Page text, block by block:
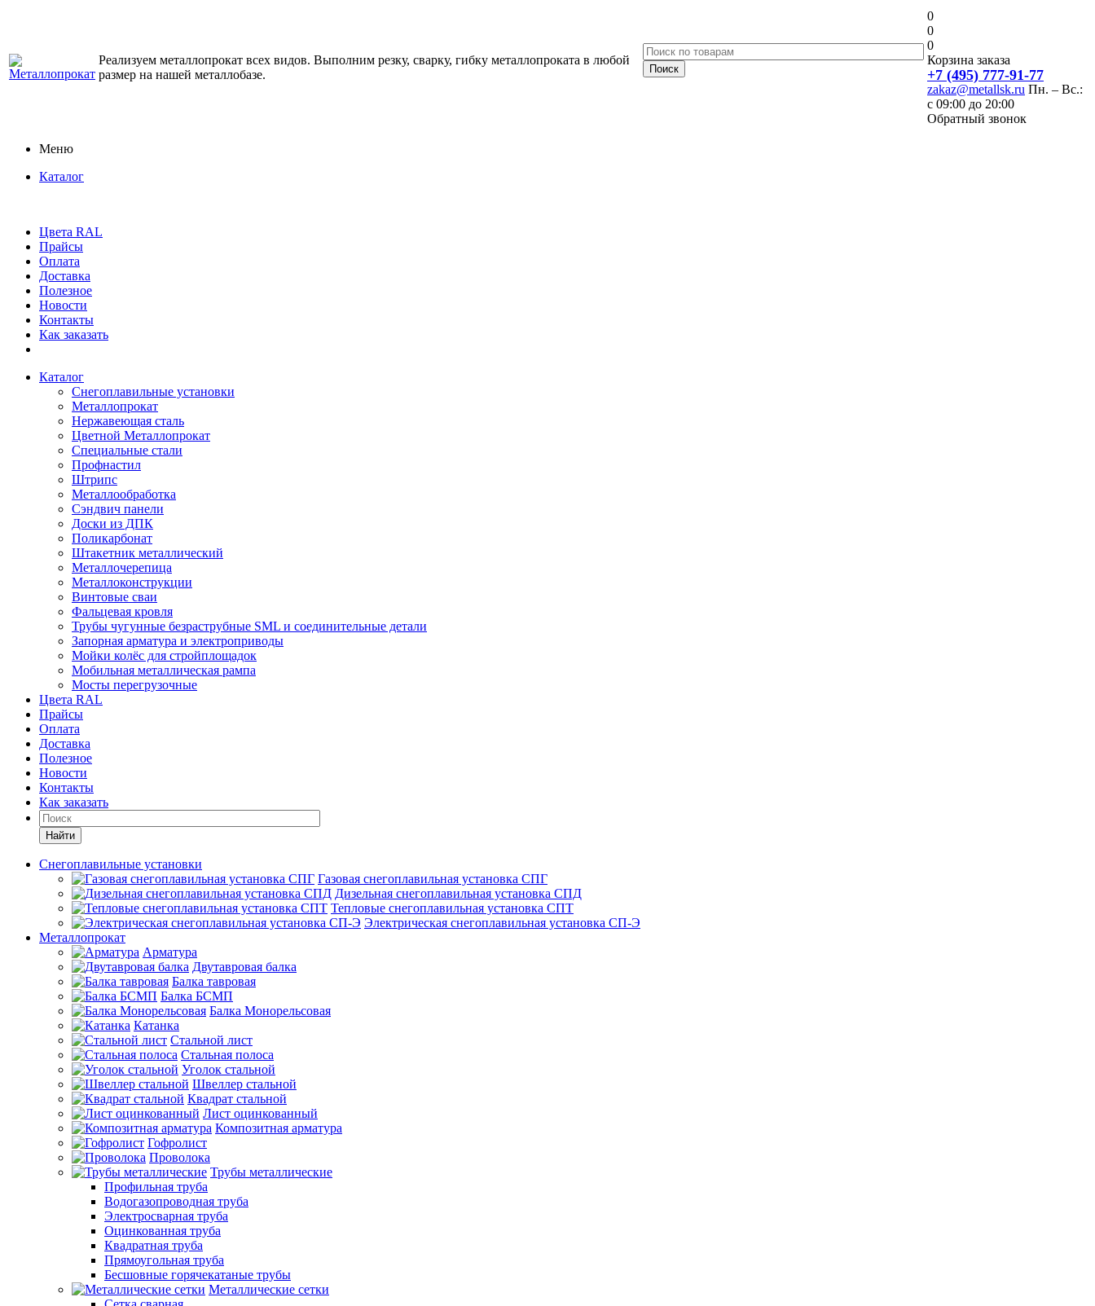
Реализуем металлопрокат всех видов. Выполним резку, сварку, гибку металлопроката в любой
размер на нашей металлобазе.
0
0
0
Корзина заказа
+7 (495) 777-91-77
zakaz@metallsk.ru Пн. – Вс.:
с 09:00 до 20:00
Обратный звонок
Меню
Каталог
Цвета RAL
Прайсы
Оплата
Доставка
Полезное
Новости
Контакты
Как заказать
Каталог
Снегоплавильные установки
Металлопрокат
Нержавеющая сталь
Цветной Металлопрокат
Специальные стали
Профнастил
Штрипс
Металлообработка
Сэндвич панели
Доски из ДПК
Поликарбонат
Штакетник металлический
Металлочерепица
Металлоконструкции
Винтовые сваи
Фальцевая кровля
Трубы чугунные безраструбные SML и соединительные детали
Запорная арматура и электроприводы
Мойки колёс для стройплощадок
Мобильная металлическая рампа
Мосты перегрузочные
Цвета RAL
Прайсы
Оплата
Доставка
Полезное
Новости
Контакты
Как заказать
Найти
Снегоплавильные установки
Газовая снегоплавильная установка СПГ
Дизельная снегоплавильная установка СПД
Тепловые снегоплавильная установка СПТ
Электрическая снегоплавильная установка СП-Э
Металлопрокат
Арматура
Двутавровая балка
Балка тавровая
Балка БСМП
Балка Монорельсовая
Катанка
Стальной лист
Стальная полоса
Уголок стальной
Швеллер стальной
Квадрат стальной
Лист оцинкованный
Композитная арматура
Гофролист
Проволока
Трубы металлические
Профильная труба
Водогазопроводная труба
Электросварная труба
Оцинкованная труба
Квадратная труба
Прямоугольная труба
Бесшовные горячекатаные трубы
Металлические сетки